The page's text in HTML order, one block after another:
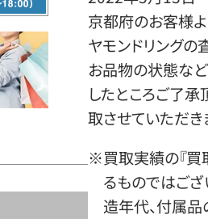
京都府のお客様よ
ヤモンドリングの
お品物の状態など
したところご了
取させていただき
※買取実績の『買
るものではござ
造年代、付属品